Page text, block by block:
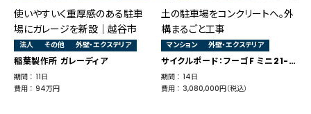
使いやすいく重厚感のある駐車
場にガレージを新設｜越谷市
法人 その他 外壁・エクステリア
稲葉製作所 ガレーディア
期間 ： 11日
費用 ： 94万円
土の駐車場をコンクリートへ。外
構まるごと工事
マンション 外壁・エクステリア
サイクルポード：フーゴF ミニ21-36型 M19タイプ
期間 ： 14日
費用 ： 3,080,000円（税込）